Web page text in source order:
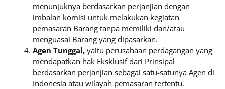
menunjuknya berdasarkan perjanjian dengan
imbalan komisi untuk melakukan kegiatan
pemasaran Barang tanpa memiliki dan/atau
menguasai Barang yang dipasarkan.
Agen Tunggal, yaitu perusahaan perdagangan yang
mendapatkan hak Eksklusif dari Prinsipal
berdasarkan perjanjian sebagai satu-satunya Agen di
Indonesia atau wilayah pemasaran tertentu.